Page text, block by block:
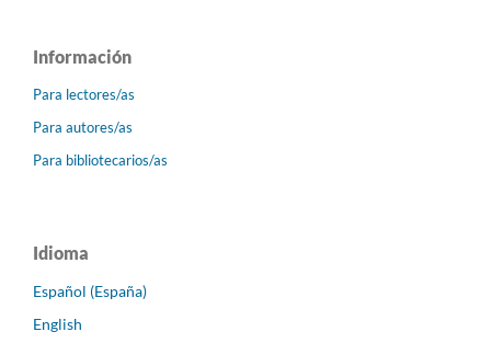
Información
Para lectores/as
Para autores/as
Para bibliotecarios/as
Idioma
Español (España)
English